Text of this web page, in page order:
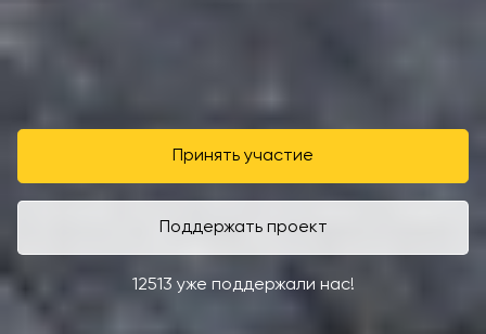
Принять участие
Поддержать проект
12513 уже поддержали нас!